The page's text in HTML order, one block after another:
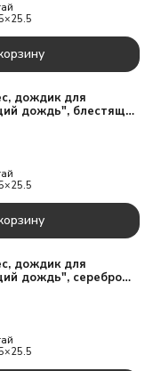
дождик для
дождь", блестящий
дождик для
дождь", серебро